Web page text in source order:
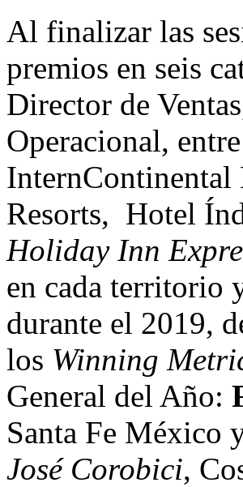
Al finalizar las
premios en seis
Director de
Operacional,
InternContinental
Resorts, Hotel
Holiday Inn
en cada territorio
durante el 2019,
los Winning
General del Año:
Santa Fe México
José Corobici,